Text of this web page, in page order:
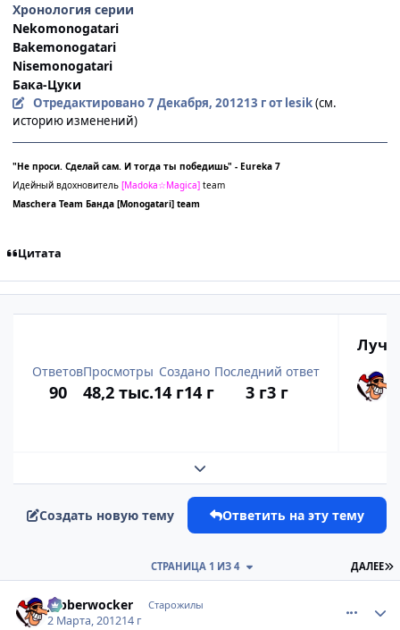
Хронология серии
Nekomonogatari
Bakemonogatari
Nisemonogatari
Бака-Цуки
Отредактировано7 Декабря, 201213 гот lesik(см.
историю изменений)
"Не проси. Сделай сам. И тогда ты победишь" - Eureka 7
Идейный вдохновитель [Madoka☆Magica] team
Maschera Team Банда [Monogatari] team
Цитата
Ответов
90
Просмотры
48,2 тыс.
Создано
14 г14 г
Последний ответ
3 г3 г
Развернуть обзор темы
Создать новую тему Ответить на эту тему
ДАЛЕЕ
СТРАНИЦА 1 ИЗ 4
Jabberwocker Старожилы
2 Марта, 201214 г